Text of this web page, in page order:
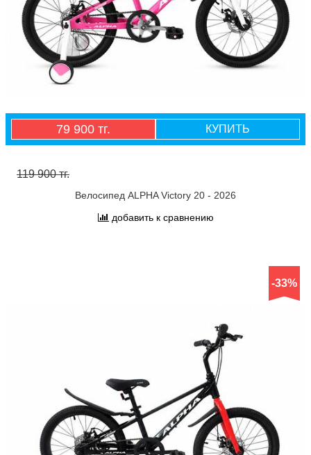
79 900 тг. КУПИТЬ
119 900 тг.
Велосипед ALPHA Victory 20 - 2026
добавить к сравнению
-33%